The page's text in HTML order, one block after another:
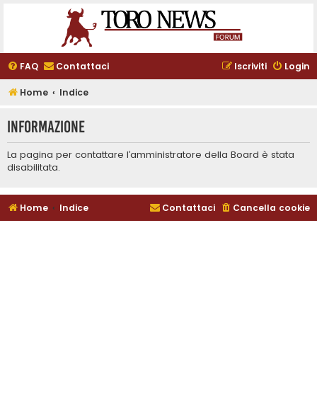
FAQ Contattaci Login
Iscriviti
Home Indice
Informazione
La pagina per contattare l’amministratore della Board è stata
disabilitata.
Home Indice Cancella cookie
Contattaci